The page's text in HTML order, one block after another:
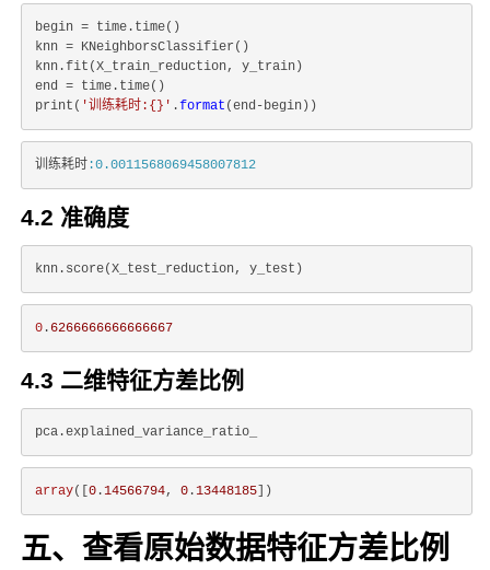
begin = time.time()
knn = KNeighborsClassifier()
knn.fit(X_train_reduction, y_train)
end = time.time()
print( '训练耗时:{}' .format
训练耗时 :0.0011568069458007812
4.2 准确度
0 . 6266666666666667
4.3 二维特征方差比例
array([ 0 .14566794, 0 .13448185
五、查看原始数据特征方差比例